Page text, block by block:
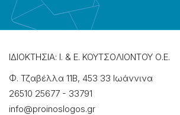
ΙΔΙΟΚΤΗΣΙΑ: Ι. & Ε. ΚΟΥΤΣΟΛΙΟΝΤΟΥ Ο.Ε.
Φ. Τζαβέλλα 11Β, 453 33 Ιωάννɩνα
26510 25677 - 33791
info@proinoslogos.gr